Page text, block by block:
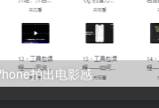
拍出电影感